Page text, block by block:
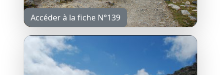
Accéder à la fiche N°139